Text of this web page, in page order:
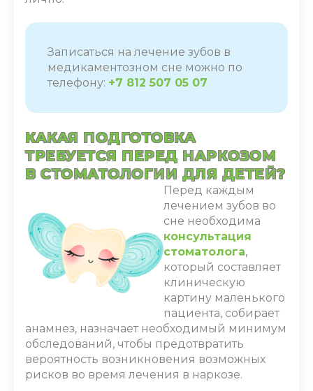
Записаться налечение зубов в
медикаментозном сне можно по
телефону: +7 812 507 05 07
КАКАЯ ПОДГОТОВКА
ТРЕБУЕТСЯ ПЕРЕД НАРКОЗОМ
В СТОМАТОЛОГИИ ДЛЯ ДЕТЕЙ?
Перед каждым
лечением зубов во
сне необходима
консультация
стоматолога,
который составляет
клиническую
картину маленького
пациента, собирает
анамнез, назначает необходимый минимум
обследований, чтобы предотвратить
вероятность возникновения возможных
рисков во время лечения в наркозе.